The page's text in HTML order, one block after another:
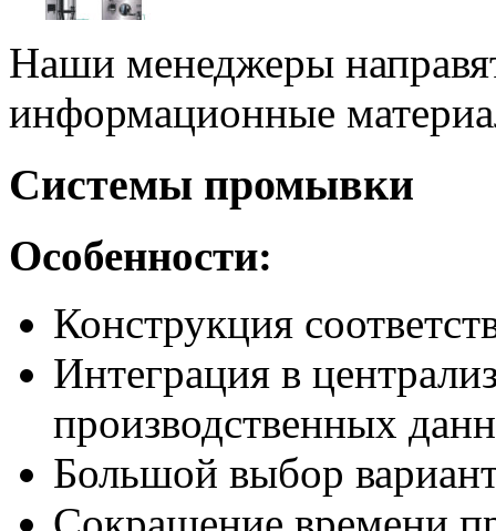
Наши менеджеры
информационные
Системы промывки
Особенности:
Конструкция
Интеграция в
производственных
Большой выбор